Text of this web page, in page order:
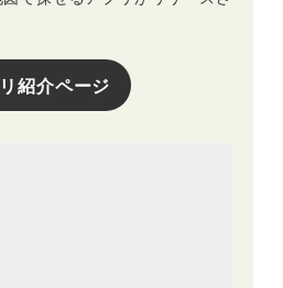
紹介ページ